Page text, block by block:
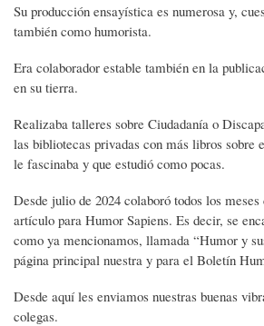
Su producción ensayística es numerosa y,
también como humorista.
Era colaborador estable también en la
en su tierra.
Realizaba talleres sobre Ciudadanía o
las bibliotecas privadas con más libros sobre
le fascinaba y que estudió como pocas.
Desde julio de 2024 colaboró todos los meses
artículo para Humor Sapiens. Es decir, se
como ya mencionamos, llamada “Humor y
página principal nuestra y para el Boletín
Desde aquí les enviamos nuestras buenas
colegas.